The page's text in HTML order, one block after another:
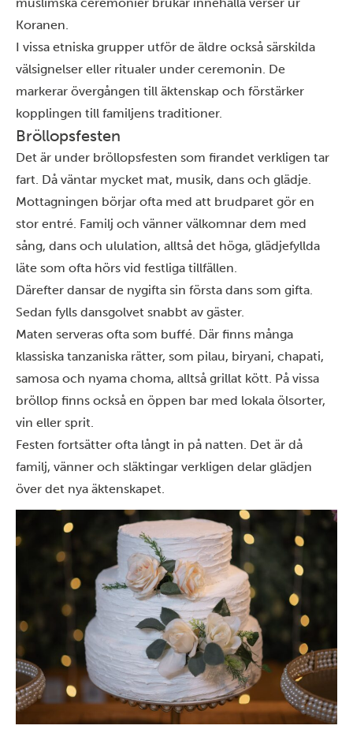
Koranen.
I vissa etniska grupper utför de äldre också särskilda
välsignelser eller ritualer under ceremonin. De
markerar övergången till äktenskap och förstärker
kopplingen till familjens traditioner.
Bröllopsfesten
Det är under bröllopsfesten som firandet verkligen tar
fart. Då väntar mycket mat, musik, dans och glädje.
Mottagningen börjar ofta med att brudparet gör en
stor entré. Familj och vänner välkomnar dem med
sång, dans och ululation, alltså det höga, glädjefyllda
läte som ofta hörs vid festliga tillfällen.
Därefter dansar de nygifta sin första dans som gifta.
Sedan fylls dansgolvet snabbt av gäster.
Maten serveras ofta som buffé. Där finns många
klassiska tanzaniska rätter, som pilau, biryani, chapati,
samosa och nyama choma, alltså grillat kött. På vissa
bröllop finns också en öppen bar med lokala ölsorter,
vin eller sprit.
Festen fortsätter ofta långt in på natten. Det är då
familj, vänner och släktingar verkligen delar glädjen
över det nya äktenskapet.